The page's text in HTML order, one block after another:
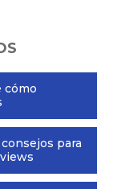
cómo
para